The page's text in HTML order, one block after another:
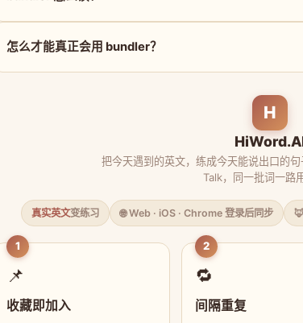
怎么才能真正会用 bundler？
H
把今天遇到的英文，练成今天能说出口的
Talk，同一批词一路
真实英文变练习 🌐 Web · iOS · Chrome 登录后同步
1
📌
收藏即加入
2
🔁
间隔重复